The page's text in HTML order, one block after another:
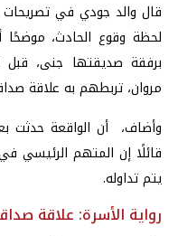
قال والد جودي في تصريحات
لحظة وقوع الحادث،
برفقة صديقتها جنى،
مروان، تربطهم به علاقة
وأضاف، أن الواقعة حدثت
قائلًا إن المتهم الرئيسي
يتم تداوله.
رواية الأسرة: علاقة